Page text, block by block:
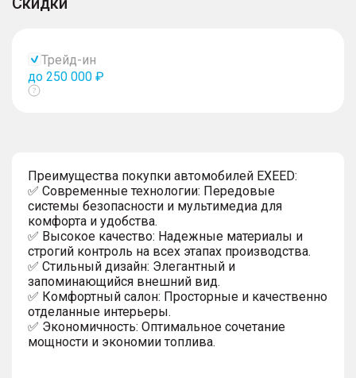
Трейд-ин
до 250 000 ₽
Показать
Преимущества покупки автомобилей EXEED:
✅ Современные технологии: Передовые
системы безопасности и мультимедиа для
комфорта и удобства.
✅ Высокое качество: Надежные материалы и
строгий контроль на всех этапах производства.
✅ Стильный дизайн: Элегантный и
запоминающийся внешний вид.
✅ Комфортный салон: Просторные и качественно
отделанные интерьеры.
✅ Экономичность: Оптимальное сочетание
мощности и экономии топлива.